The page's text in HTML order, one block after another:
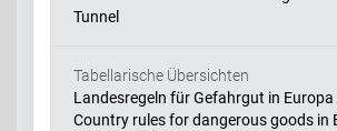
Tunnel
Tabellarische Übersichten
Landesregeln für Gefahrgut in Europa
Country rules for dangerous goods in